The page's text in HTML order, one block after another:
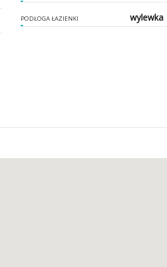
PODŁOGA ŁAZIENKI wylewka